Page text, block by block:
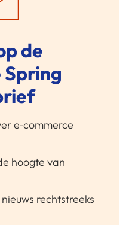
de
e‑commerce
hoogte van
rechtstreeks